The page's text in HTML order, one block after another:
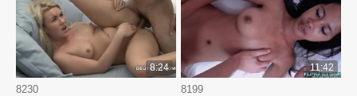
8230
8:24
8199
11:42